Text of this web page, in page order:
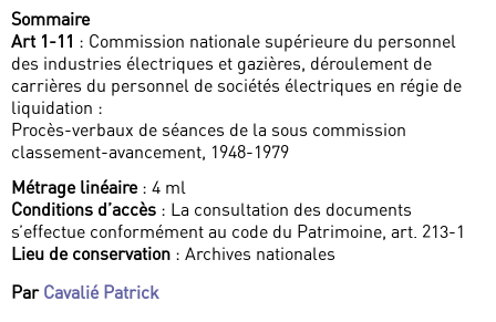
Sommaire
Art 1-11 : Commission nationale supérieure du personnel
des industries électriques et gazières, déroulement de
carrières du personnel de sociétés électriques en régie de
liquidation :
Procès-verbaux de séances de la sous commission
classement-avancement, 1948-1979
Métrage linéaire: 4 ml
Conditions d’accès : La consultation des documents
s’effectue conformément au code du Patrimoine, art. 213-1
Lieu de conservation : Archives nationales
Par Cavalié Patrick